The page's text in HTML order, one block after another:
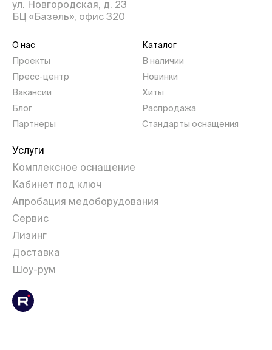
ул. Новгородская, д. 23
БЦ «Базель», офис 320
О нас
Проекты
Пресс-центр
Вакансии
Блог
Партнеры
Каталог
В наличии
Новинки
Хиты
Распродажа
Стандарты оснащения
Услуги
Комплексное оснащение
Кабинет под ключ
Апробация медоборудования
Сервис
Лизинг
Доставка
Шоу-рум